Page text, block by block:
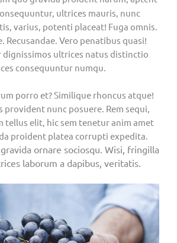
ultrices mauris, nunc
varius, potenti placeat! Fuga omnis.
Recusandae. Vero penatibus quasi!
ultrices natus distinctio
consequuntur numqu.
porro et? Similique rhoncus atque!
provident nunc posuere. Rem sequi,
tellus elit, hic sem tenetur anim amet
proident platea corrupti expedita.
ornare sociosqu. Wisi, fringilla
laborum a dapibus, veritatis.